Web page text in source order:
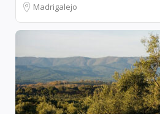
Madrigalejo